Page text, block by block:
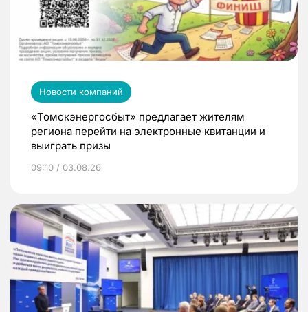
Новости компаний
«Томскэнергосбыт» предлагает жителям
региона перейти на электронные квитанции и
выиграть призы
09:10 / 03.08.26